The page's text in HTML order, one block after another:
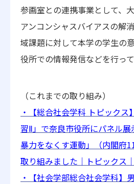
参画室との連携事業として、
アンコンシャスバイアスの解消
域課題に対して本学の学生の
役所での情報発信などを行って
（これまでの取り組み）
・【総合社会学科 トピックス
習Ⅱ 」で奈良市役所にパネル
暴力をなくす運動」（内閣府
取り組みました｜トピックス
・【社会学部総合社会学科】